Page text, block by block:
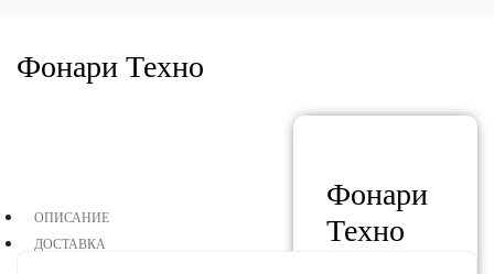
Фонари Техно
Фонари
Техно
ОПИСАНИЕ
ДОСТАВКА